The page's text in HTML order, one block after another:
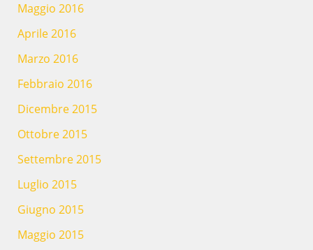
Maggio 2016
Aprile 2016
Marzo 2016
Febbraio 2016
Dicembre 2015
Ottobre 2015
Settembre 2015
Luglio 2015
Giugno 2015
Maggio 2015